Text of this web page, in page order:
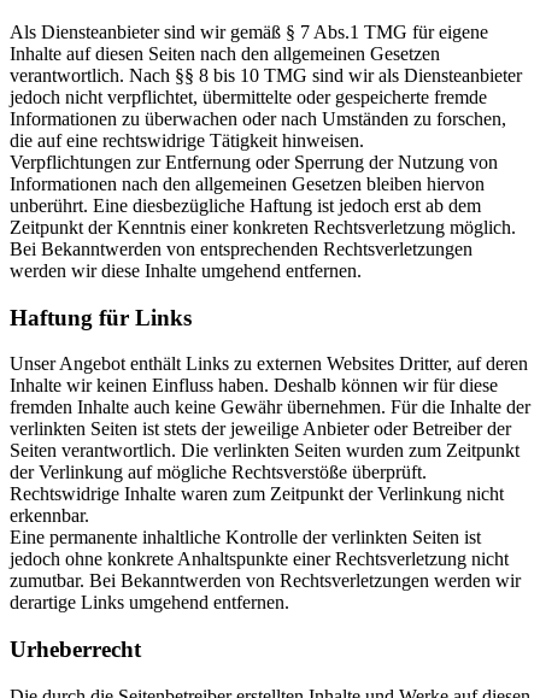
Als Diensteanbieter sind wir gemäß § 7 Abs.1 TMG für eigene
Inhalte auf diesen Seiten nach den allgemeinen Gesetzen
verantwortlich. Nach §§ 8 bis 10 TMG sind wir als Diensteanbieter
jedoch nicht verpflichtet, übermittelte oder gespeicherte fremde
Informationen zu überwachen oder nach Umständen zu forschen,
die auf eine rechtswidrige Tätigkeit hinweisen.
Verpflichtungen zur Entfernung oder Sperrung der Nutzung von
Informationen nach den allgemeinen Gesetzen bleiben hiervon
unberührt. Eine diesbezügliche Haftung ist jedoch erst ab dem
Zeitpunkt der Kenntnis einer konkreten Rechtsverletzung möglich.
Bei Bekanntwerden von entsprechenden Rechtsverletzungen
werden wir diese Inhalte umgehend entfernen.
Haftung für Links
Unser Angebot enthält Links zu externen Websites Dritter, auf deren
Inhalte wir keinen Einfluss haben. Deshalb können wir für diese
fremden Inhalte auch keine Gewähr übernehmen. Für die Inhalte der
verlinkten Seiten ist stets der jeweilige Anbieter oder Betreiber der
Seiten verantwortlich. Die verlinkten Seiten wurden zum Zeitpunkt
der Verlinkung auf mögliche Rechtsverstöße überprüft.
Rechtswidrige Inhalte waren zum Zeitpunkt der Verlinkung nicht
erkennbar.
Eine permanente inhaltliche Kontrolle der verlinkten Seiten ist
jedoch ohne konkrete Anhaltspunkte einer Rechtsverletzung nicht
zumutbar. Bei Bekanntwerden von Rechtsverletzungen werden wir
derartige Links umgehend entfernen.
Urheberrecht